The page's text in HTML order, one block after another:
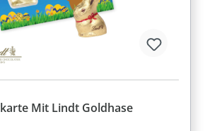
Mit Lindt Goldhase